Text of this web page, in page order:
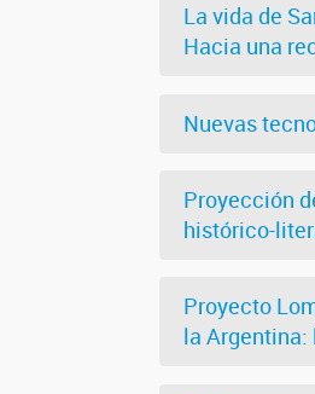
La vida de
Hacia una
Nuevas
Proyección
histórico-
Proyecto
la Argentina: